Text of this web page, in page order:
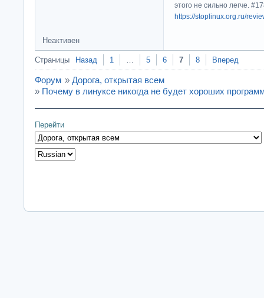
этого не сильно легче.
https://stoplinux.org.ru/
Неактивен
Страницы Назад 1 5 6 7 8 Вперед
Форум » Дорога, открытая всем
» Почему в линуксе никогда не будет хороших
Перейти